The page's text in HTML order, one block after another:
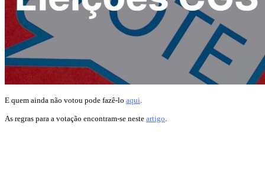
E quem ainda não votou pode fazê-lo aqui.
As regras para a votação encontram-se neste artigo.